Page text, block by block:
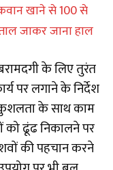
खाने से 100 से
जाकर जाना हाल
के लिए तुरंत
पर लगाने के निर्देश
कुशलता के साथ काम
ढूंढ निकालने पर
की पहचान करने